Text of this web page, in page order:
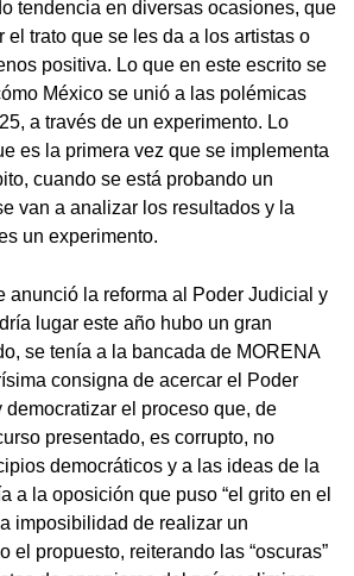
tendencia en diversas ocasiones, que
el trato que se les da a los artistas o
positiva. Lo que en este escrito se
México se unió a las polémicas
a través de un experimento. Lo
es la primera vez que se implementa
cuando se está probando un
van a analizar los resultados y la
un experimento.
anunció la reforma al Poder Judicial y
lugar este año hubo un gran
se tenía a la bancada de MORENA
consigna de acercar el Poder
el proceso que, de
presentado, es corrupto, no
democráticos y a las ideas de la
a la oposición que puso “el grito en el
imposibilidad de realizar un
el propuesto, reiterando las “oscuras”